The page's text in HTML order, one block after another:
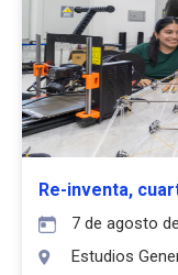
Re-inventa,
7 de agosto
Estudios